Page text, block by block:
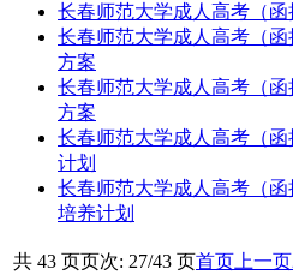
长春师范大学成人高考（
长春师范大学成人高考（
方案
长春师范大学成人高考（
方案
长春师范大学成人高考（
计划
长春师范大学成人高考（
培养计划
共 43 页页次: 27/43 页首页 上一页